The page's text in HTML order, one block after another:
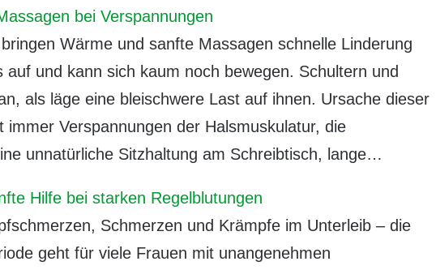
bei Verspannungen
Wärme und sanfte Massagen schnelle Linderung
auf und kann sich kaum noch bewegen. Schultern und
als läge eine bleischwere Last auf ihnen. Ursache dieser
immer Verspannungen der Halsmuskulatur, die
unnatürliche Sitzhaltung am Schreibtisch, lange…
Hilfe bei starken Regelblutungen
Schmerzen und Krämpfe im Unterleib – die
geht für viele Frauen mit unangenehmen